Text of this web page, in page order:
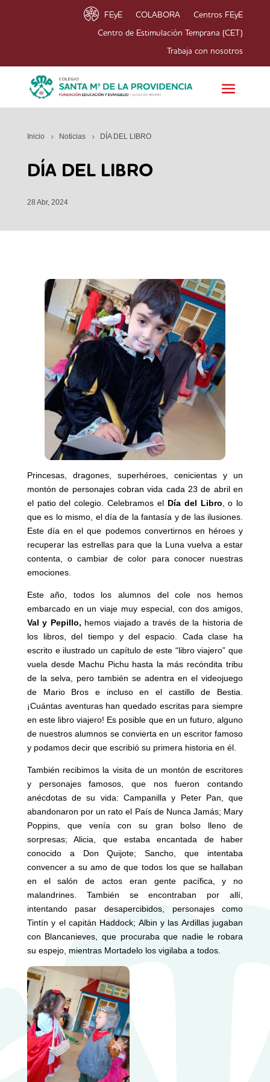
FEyE COLABORA Centros FEyE
Centro de Estimulación Temprana (CET)
Trabaja con nosotros
Inicio Noticias DÍA DEL LIBRO
DÍA DEL LIBRO
28 Abr, 2024
Princesas, dragones, superhéroes, cenicientas y un
montón de personajes cobran vida cada 23 de abril en
el patio del colegio. Celebramos el Día del Libro, o lo
que es lo mismo, el día de la fantasía y de las ilusiones.
Este día en el que podemos convertirnos en héroes y
recuperar las estrellas para que la Luna vuelva a estar
contenta, o cambiar de color para conocer nuestras
emociones.
Este año, todos los alumnos del cole nos hemos
embarcado en un viaje muy especial, con dos amigos,
Val y Pepillo, hemos viajado a través de la historia de
los libros, del tiempo y del espacio. Cada clase ha
escrito e ilustrado un capítulo de este “libro viajero” que
vuela desde Machu Pichu hasta la más recóndita tribu
de la selva, pero también se adentra en el videojuego
de Mario Bros e incluso en el castillo de Bestia.
¡Cuántas aventuras han quedado escritas para siempre
en este libro viajero! Es posible que en un futuro, alguno
de nuestros alumnos se convierta en un escritor famoso
y podamos decir que escribió su primera historia en él.
También recibimos la visita de un montón de escritores
y personajes famosos, que nos fueron contando
anécdotas de su vida: Campanilla y Peter Pan, que
abandonaron por un rato el País de Nunca Jamás; Mary
Poppins, que venía con su gran bolso lleno de
sorpresas; Alicia, que estaba encantada de haber
conocido a Don Quijote; Sancho, que intentaba
convencer a su amo de que todos los que se hallaban
en el salón de actos eran gente pacífica, y no
malandrines. También se encontraban por allí,
intentando pasar desapercibidos, personajes como
Tintín y el capitán Haddock; Albin y las Ardillas jugaban
con Blancanieves, que procuraba que nadie le robara
su espejo, mientras Mortadelo los vigilaba a todos.